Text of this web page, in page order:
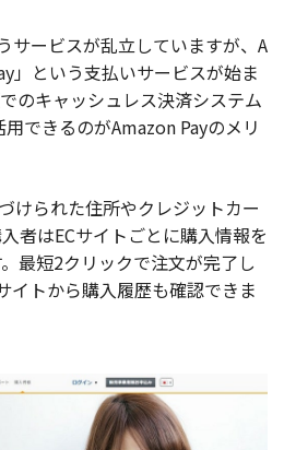
サービスが乱立していますが、A
」という支払いサービスが始ま
のキャッシュレス決済システム
できるのがAmazon Payのメリ
けられた住所やクレジットカー
者はECサイトごとに購入情報を
最短2クリックで注文が完了し
イトから購入履歴も確認できま